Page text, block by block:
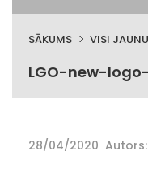
SĀKUMS VISI
LGO-new-
28/04/2020 Autors: